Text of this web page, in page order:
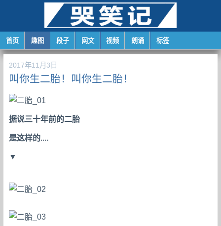
首页 趣图 段子 网文 视频 朗诵 标签
2017年11月3日
叫你生二胎！叫你生二胎！
据说三十年前的二胎
是这样的....
▼